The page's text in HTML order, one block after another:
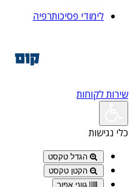
לימודי פסיכותרפיה
שירות לקוחות
כלי נגישות
הגדל טקסט
הקטן טקסט
גווני אפור